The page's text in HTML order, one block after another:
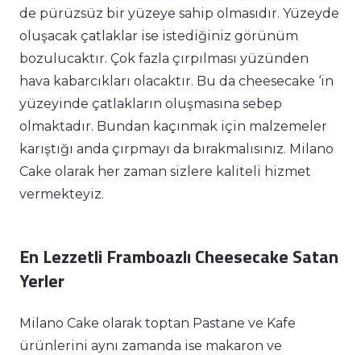
de pürüzsüz bir yüzeye sahip olmasıdır. Yüzeyde
oluşacak çatlaklar ise istediğiniz görünüm
bozulucaktır. Çok fazla çırpılması yüzünden
hava kabarcıkları olacaktır. Bu da cheesecake ‘in
yüzeyinde çatlakların oluşmasına sebep
olmaktadır. Bundan kaçınmak için malzemeler
karıştığı anda çırpmayı da bırakmalısınız. Milano
Cake olarak her zaman sizlere kaliteli hizmet
vermekteyiz.
En Lezzetli Framboazlı Cheesecake Satan
Yerler
Milano Cake olarak toptan Pastane ve Kafe
ürünlerini aynı zamanda ise makaron ve